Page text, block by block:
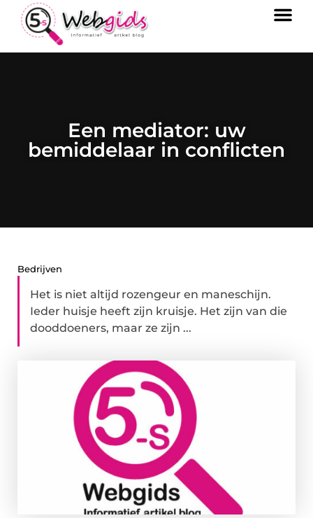
Een mediator: uw
bemiddelaar in conflicten
Bedrijven
Het is niet altijd rozengeur en maneschijn.
Ieder huisje heeft zijn kruisje. Het zijn van die
dooddoeners, maar ze zijn ...